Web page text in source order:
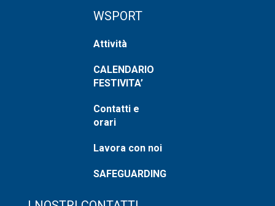
WSPORT
Attività
CALENDARIO
FESTIVITA’
Contatti e
orari
Lavora con noi
SAFEGUARDING